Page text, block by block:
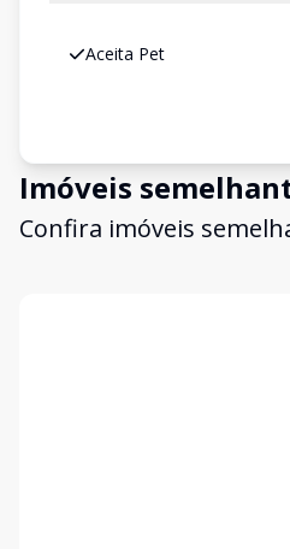
Aceita Pet
Imóveis
Confira imóveis